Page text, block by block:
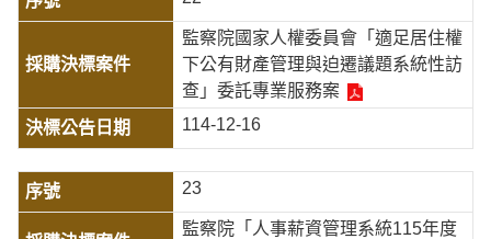
監察院國家人權委員會「適足居住權
下公有財產管理與迫遷議題系統性訪
查」委託專業服務案
114-12-16
23
監察院「人事薪資管理系統115年度